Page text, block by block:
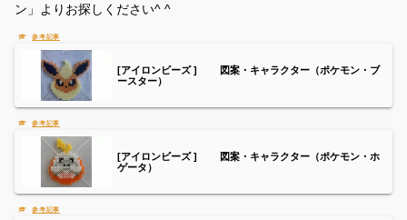
ン」よりお探しください^ ^
[アイロンビーズ ] 図案・キャラクター（ポケモン・ブ
ースター）
[アイロンビーズ ] 図案・キャラクター（ポケモン・ホ
ゲータ）